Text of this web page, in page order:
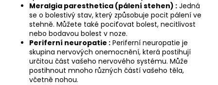
Meralgia paresthetica (pálení stehen) : Jedná
se o bolestivý stav, který způsobuje pocit pálení ve
stehně. Můžete také pociťovat bolest, necitlivost
nebo bodavou bolest v noze.
Periferní neuropatie : Periferní neuropatie je
skupina nervových onemocnění, která postihují
určitou část vašeho nervového systému. Může
postihnout mnoho různých částí vašeho těla,
včetně nohou.